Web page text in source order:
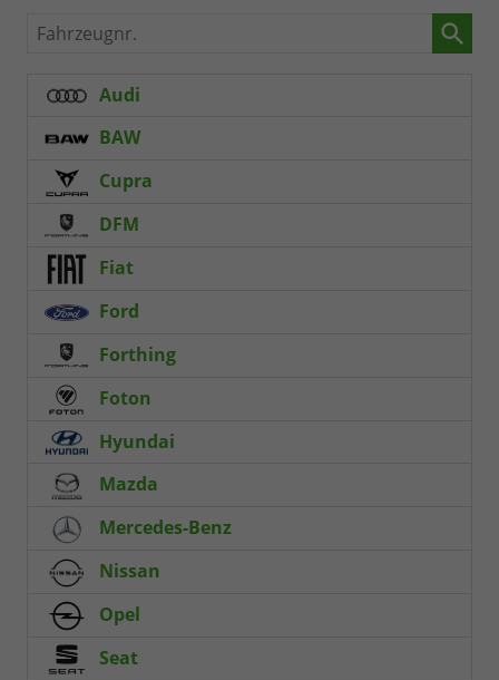
Fahrzeugnr.
Audi
BAW
Cupra
DFM
Fiat
Ford
Forthing
Foton
Hyundai
Mazda
Mercedes-Benz
Nissan
Opel
Seat